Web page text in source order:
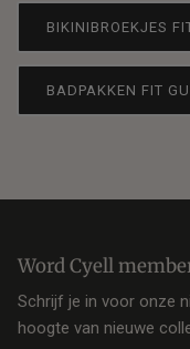
BIKINIBROEKJES
BADPAKKEN FIT
Word Cyell
Schrijf je in voor onze
hoogte van nieuwe